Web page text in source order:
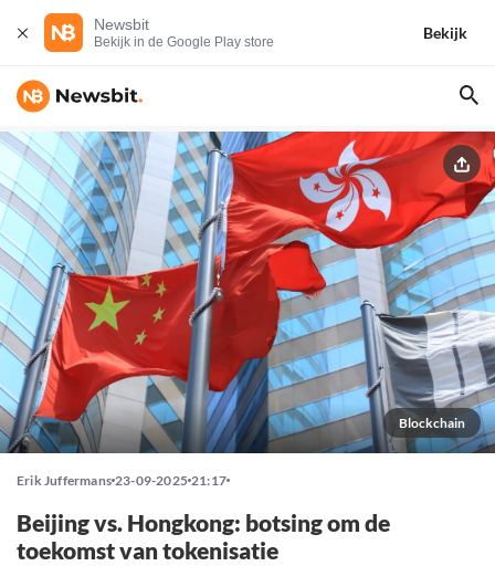
Newsbit
Bekijk in de Google Play store
Bekijk
Blockchain
Erik Juffermans 23-09-2025 21:17
Beijing vs. Hongkong: botsing om de
toekomst van tokenisatie